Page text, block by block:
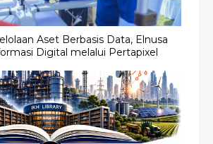
Aset Berbasis Data, Elnusa
Digital melalui Pertapixel